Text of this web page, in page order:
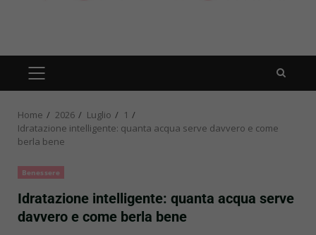
PRIMARY
MENU
Home 2026 Luglio
1
Idratazione intelligente: quanta acqua serve davvero e come
berla bene
Benessere
Idratazione intelligente: quanta acqua serve
davvero e come berla bene